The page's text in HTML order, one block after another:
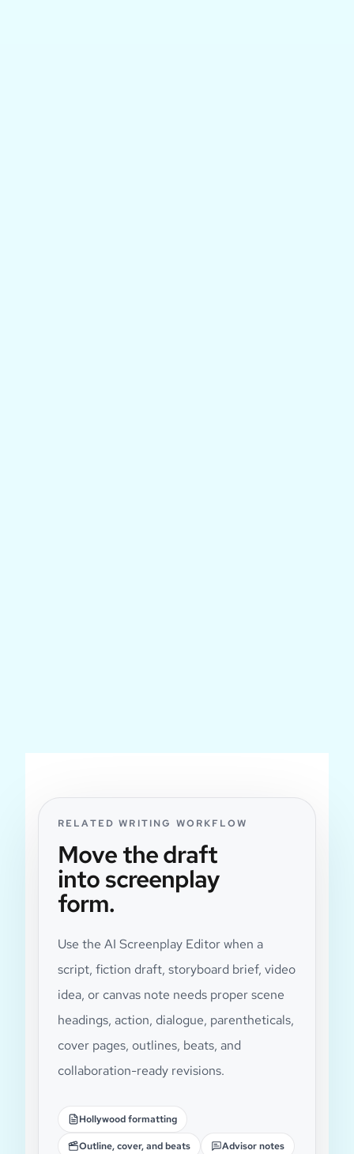
RELATED WRITING WORKFLOW
Move the draft
into screenplay
form.
Use the AI Screenplay Editor when a
script, fiction draft, storyboard brief, video
idea, or canvas note needs proper scene
headings, action, dialogue, parentheticals,
cover pages, outlines, beats, and
collaboration-ready revisions.
Hollywood formatting
Outline, cover, and beats Advisor notes